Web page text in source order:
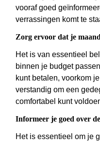
vooraf goed
verrassingen komt te
Zorg ervoor dat je
Het is van essentieel
binnen je budget
kunt betalen, voorkom
verstandig om een
comfortabel kunt
Informeer je goed over
Het is essentieel om je